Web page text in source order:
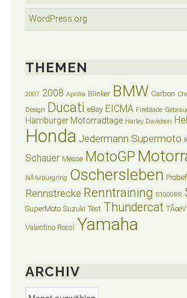
WordPress.org
THEMEN
2007 2008 Aprilia Blinker BMW Carbon
Design Ducati eBay EICMA Fireblade
Hamburger Motorradtage Harley Davidson
Honda Jedermann Supermoto
Schauer Messe MotoGP
NÃ¼rburgring Oschersleben
Rennstrecke Renntraining S1000RR
SuperMoto Suzuki Test Thundercat TÃœV
Valentino Rossi Yamaha
ARCHIV
Archiv